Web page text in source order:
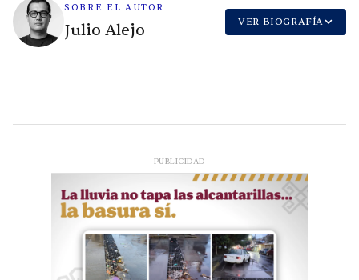
SOBRE EL AUTOR
Julio Alejo VER BIOGRAFÍA
PUBLICIDAD